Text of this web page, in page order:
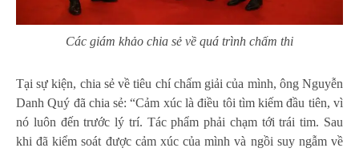
Các giám khảo chia sẻ về quá trình chấm thi
Tại sự kiện, chia sẻ về tiêu chí chấm giải của mình, ông Nguyễn
Danh Quý đã chia sẻ: “Cảm xúc là điều tôi tìm kiếm đầu tiên, vì
nó luôn đến trước lý trí. Tác phẩm phải chạm tới trái tim. Sau
khi đã kiểm soát được cảm xúc của mình và ngồi suy ngẫm về